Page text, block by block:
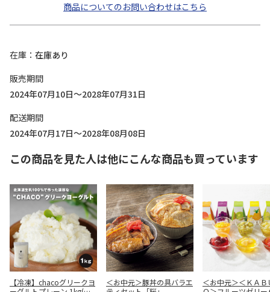
商品についてのお問い合わせはこちら
在庫
在庫あり
販売期間
2024年07月10日～2028年07月31日
配送期間
2024年07月17日～2028年08月08日
この商品を見た人は他にこんな商品も買っています
【冷凍】chacoグリークヨ
＜お中元＞豚丼の具バラエ
＜お中元＞＜ＫＡＢ